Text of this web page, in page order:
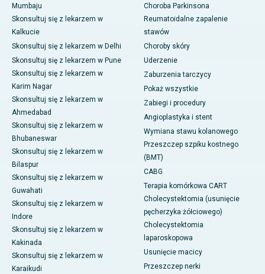
Mumbaju
Skonsultuj się z lekarzem w
Kalkucie
Skonsultuj się z lekarzem w Delhi
Skonsultuj się z lekarzem w Pune
Skonsultuj się z lekarzem w
Karim Nagar
Skonsultuj się z lekarzem w
Ahmedabad
Skonsultuj się z lekarzem w
Bhubaneswar
Skonsultuj się z lekarzem w
Bilaspur
Skonsultuj się z lekarzem w
Guwahati
Skonsultuj się z lekarzem w
Indore
Skonsultuj się z lekarzem w
Kakinada
Skonsultuj się z lekarzem w
Karaikudi
Choroba Parkinsona
Reumatoidalne zapalenie
stawów
Choroby skóry
Uderzenie
Zaburzenia tarczycy
Pokaż wszystkie
Zabiegi i procedury
Angioplastyka i stent
Wymiana stawu kolanowego
Przeszczep szpiku kostnego
(BMT)
CABG
Terapia komórkowa CART
Cholecystektomia (usunięcie
pęcherzyka żółciowego)
Cholecystektomia
laparoskopowa
Usunięcie macicy
Przeszczep nerki